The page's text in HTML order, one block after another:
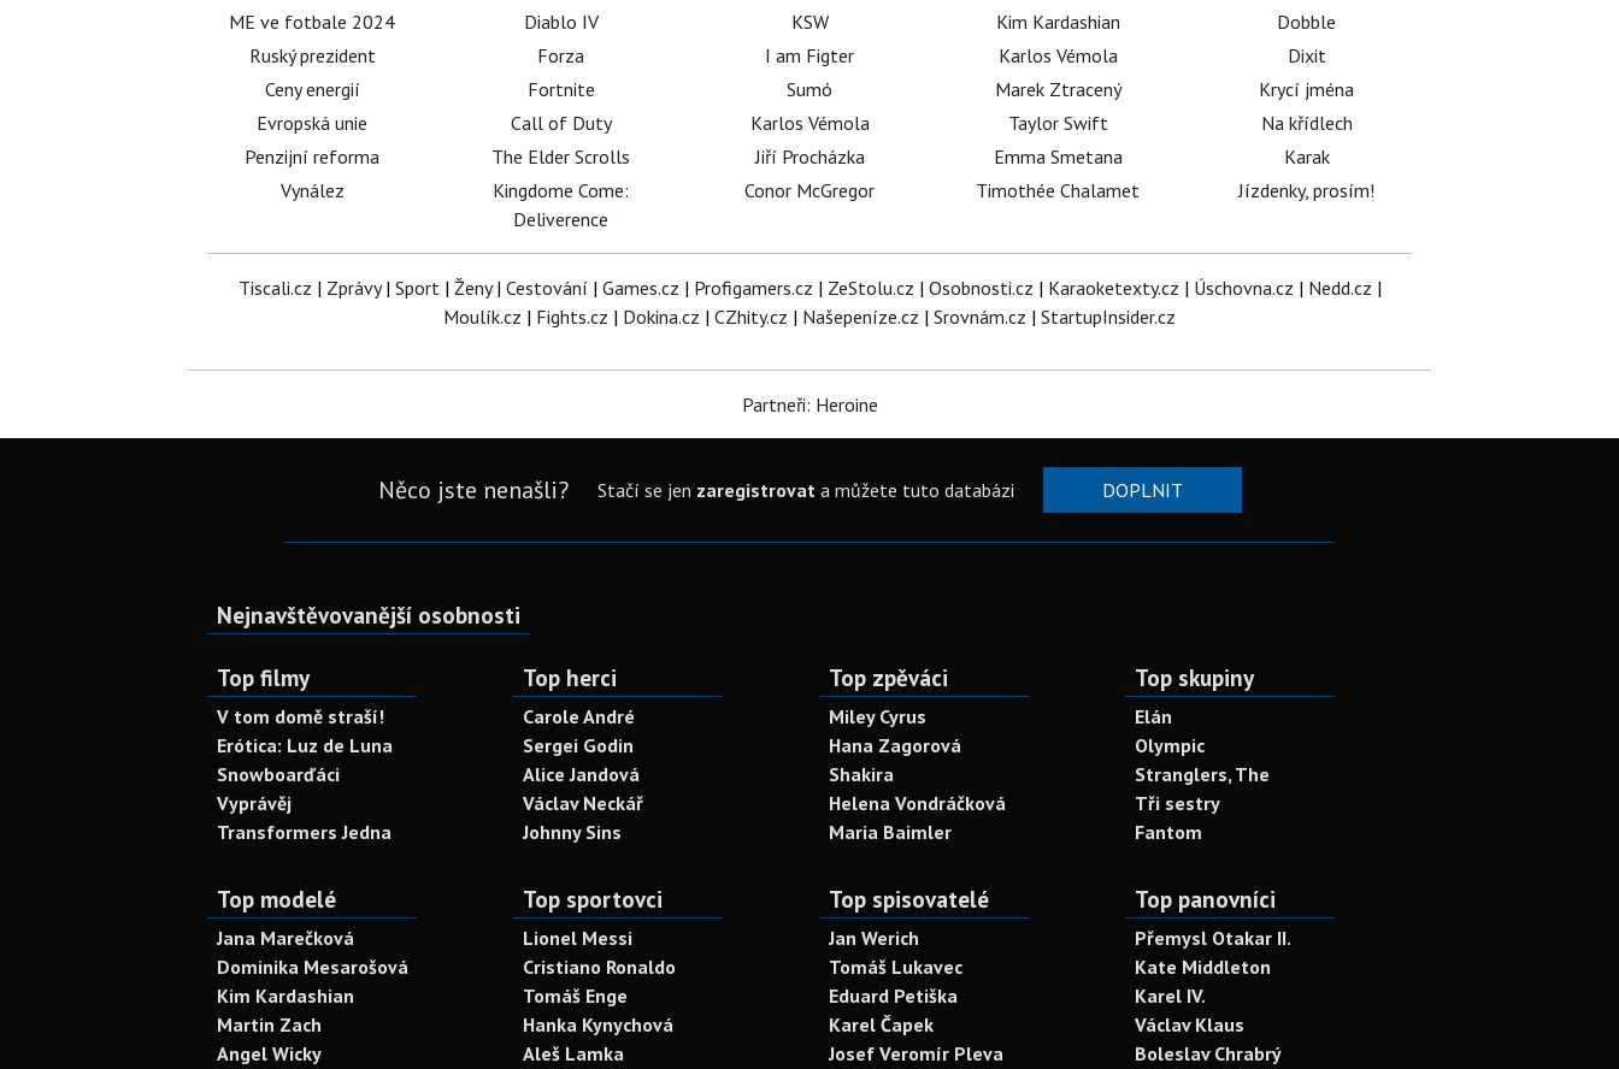
ME ve fotbale 2024
Ruský prezident
Ceny energií
Evropská unie
Penzijní reforma
Vynález
Diablo IV
Forza
Fortnite
Call of Duty
The Elder Scrolls
Kingdome Come:
Deliverence
KSW
I am Figter
Sumó
Karlos Vémola
Jiří Procházka
Conor McGregor
Kim Kardashian
Karlos Vémola
Marek Ztracený
Taylor Swift
Emma Smetana
Timothée Chalamet
Dobble
Dixit
Krycí jména
Na křídlech
Karak
Jízdenky, prosím!
Tiscali.cz | Zprávy| Sport| Ženy| Cestování | Games.cz | Profigamers.cz | ZeStolu.cz | Osobnosti.cz | Karaoketexty.cz | Úschovna.cz | Nedd.cz |
Moulík.cz | Fights.cz | Dokina.cz | CZhity.cz | Našepeníze.cz | Srovnám.cz | StartupInsider.cz
Partneři: Heroine
Něco jste nenašli? Stačí se jen zaregistrovata můžete tuto databázi DOPLNIT
Nejnavštěvovanější osobnosti
Top filmy
V tom domě straší!
Erótica: Luz de Luna
Snowboarďáci
Vyprávěj
Transformers Jedna
Top herci
Carole André
Sergei Godin
Alice Jandová
Václav Neckář
Johnny Sins
Top zpěváci
Miley Cyrus
Hana Zagorová
Shakira
Helena Vondráčková
Maria Baimler
Top skupiny
Elán
Olympic
Stranglers, The
Tři sestry
Fantom
Top modelé
Jana Marečková
Dominika Mesarošová
Kim Kardashian
Martin Zach
Angel Wicky
Top sportovci
Lionel Messi
Cristiano Ronaldo
Tomáš Enge
Hanka Kynychová
Aleš Lamka
Top spisovatelé
Jan Werich
Tomáš Lukavec
Eduard Petiška
Karel Čapek
Josef Veromír Pleva
Top panovníci
Přemysl Otakar II.
Kate Middleton
Karel IV.
Václav Klaus
Boleslav Chrabrý